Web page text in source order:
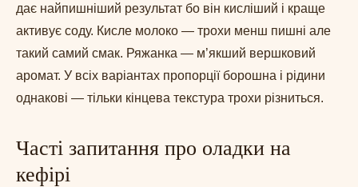
дає найпишніший результат бо він кисліший і краще
активує соду. Кисле молоко — трохи менш пишні але
такий самий смак. Ряжанка — м’якший вершковий
аромат. У всіх варіантах пропорції борошна і рідини
однакові — тільки кінцева текстура трохи різниться.
Часті запитання про оладки на
кефірі